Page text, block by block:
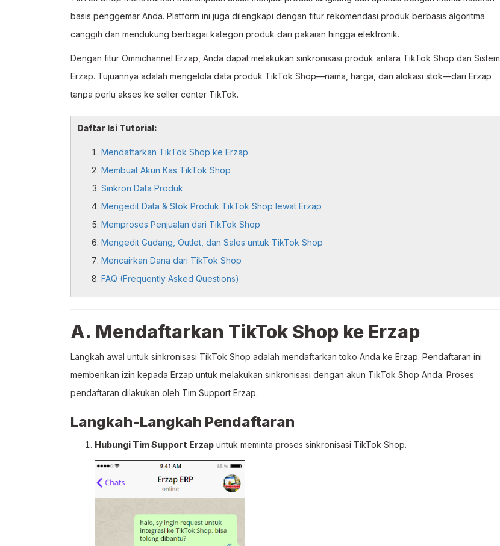
basis penggemar Anda. Platform ini juga dilengkapi dengan fitur rekomendasi produk berbasis algoritma
canggih dan mendukung berbagai kategori produk dari pakaian hingga elektronik.
Dengan fitur Omnichannel Erzap, Anda dapat melakukan sinkronisasi produk antara TikTok Shop dan Sistem
Erzap. Tujuannya adalah mengelola data produk TikTok Shop—nama, harga, dan alokasi stok—dari Erzap
tanpa perlu akses ke seller center TikTok.
Daftar Isi Tutorial:
Mendaftarkan TikTok Shop ke Erzap
Membuat Akun Kas TikTok Shop
Sinkron Data Produk
Mengedit Data & Stok Produk TikTok Shop lewat Erzap
Memproses Penjualan dari TikTok Shop
Mengedit Gudang, Outlet, dan Sales untuk TikTok Shop
Mencairkan Dana dari TikTok Shop
FAQ (Frequently Asked Questions)
A. Mendaftarkan TikTok Shop ke Erzap
Langkah awal untuk sinkronisasi TikTok Shop adalah mendaftarkan toko Anda ke Erzap. Pendaftaran ini
memberikan izin kepada Erzap untuk melakukan sinkronisasi dengan akun TikTok Shop Anda. Proses
pendaftaran dilakukan oleh Tim Support Erzap.
Langkah-Langkah Pendaftaran
Hubungi Tim Support Erzap untuk meminta proses sinkronisasi TikTok Shop.